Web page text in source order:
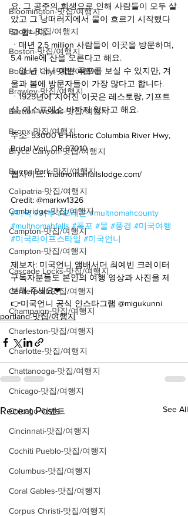
Bloomington-맛집/여행지
Boone-맛집/여행지
Boston-맛집/여행지
Boulder City-맛집/여행지
Brawley-맛집/여행지
Bretton Woods-맛집/여행지
Bronx-맛집/여행지
Bryce Canyon-맛집/여행지
Buena Park-맛집/여행지
Calipatria-맛집/여행지
Cambridge-맛집/여행지
Campton-맛집/여행지
Campton-맛집/여행지
Cascade Locks-맛집/여행지
Centerport-맛집/여행지
Champaign-맛집/여행지
Charleston-맛집/여행지
Charlotte-맛집/여행지
Chattanooga-맛집/여행지
Chicago-맛집/여행지
Chicago-이벤트
Cincinnati-맛집/여행지
Cochiti Pueblo-맛집/여행지
Columbus-맛집/여행지
Coral Gables-맛집/여행지
Corpus Christi-맛집/여행지
요. 그 공주의 희생으로 인해 사람들이 모두 살
았고 그 낭떠러지에서 물이 흐르기 시작했다
고 합니다.
ㆍ매년 2.5 million 사람들이 이곳을 방문하며,
5.4 mile에 산을 오른다고 해요.
ㆍ일 년 내내 예쁜 폭포를 보실 수 있지만, 겨
울과 봄에 방문자들이 가장 많다고 합니다.
ㆍ1925년에 지어진 이곳은 레스토랑, 기프트
샵, 에스프레소 바까지 있다고 해요.
주소: 53000 E Historic Columbia River Hwy,
Bridal Veil, OR 97010
웹사이트: multnomahfallslodge.com/
Credit: @markw1326
#미국 #서부 #오레곤 #multnomahcounty
#multnomahfalls #폭포 #물 #풍경 #미국여행
#미국라이프스타일 #미국언니
ㅤ
제보자: 미국언니 앰배서더 최예빈 크레이터
구독자분들도 본인의 여행 영상과 사진을 제
보해 주세요❤
👉미국언니 공식 인스타그램 @migukunni
portland-맛집/여행지
Recent Posts See All